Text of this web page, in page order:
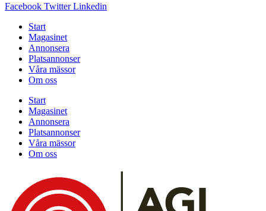
Facebook Twitter Linkedin
Start
Magasinet
Annonsera
Platsannonser
Våra mässor
Om oss
Start
Magasinet
Annonsera
Platsannonser
Våra mässor
Om oss